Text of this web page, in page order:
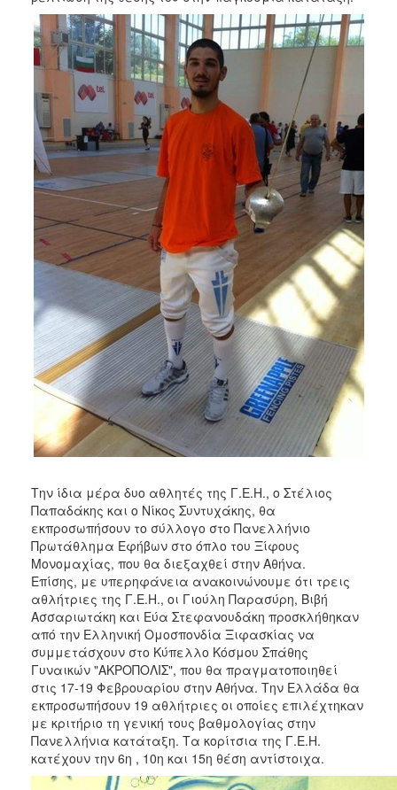
ΠΟΛΙΤΙΣΜΟΣ
ΑΝΘΕΚΤΙΚΗ
Την ίδια μέρα δυο αθλητές της Γ.Ε.Η., ο Στέλιος
Παπαδάκης και ο Νίκος Συντυχάκης, θα
εκπροσωπήσουν το σύλλογο στο Πανελλήνιο
Πρωτάθλημα Εφήβων στο όπλο του Ξίφους
Μονομαχίας, που θα διεξαχθεί στην Αθήνα.
Επίσης, με υπερηφάνεια ανακοινώνουμε ότι τρεις
αθλήτριες της Γ.Ε.Η., οι Γιούλη Παρασύρη, Βιβή
Ασσαριωτάκη και Εύα Στεφανουδάκη προσκλήθηκαν
από την Ελληνική Ομοσπονδία Ξιφασκίας να
συμμετάσχουν στο Κύπελλο Κόσμου Σπάθης
Γυναικών "ΑΚΡΟΠΟΛΙΣ", που θα πραγματοποιηθεί
στις 17-19 Φεβρουαρίου στην Αθήνα. Την Ελλάδα θα
εκπροσωπήσουν 19 αθλήτριες οι οποίες επιλέχτηκαν
με κριτήριο τη γενική τους βαθμολογίας στην
Πανελλήνια κατάταξη. Τα κορίτσια της Γ.Ε.Η.
κατέχουν την 6η , 10η και 15η θέση αντίστοιχα.